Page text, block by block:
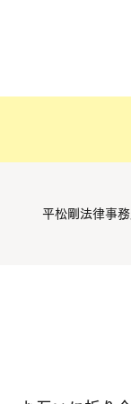
平松剛法律事